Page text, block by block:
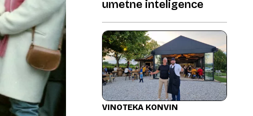
umetne inteligence
VINOTEKA KONVIN